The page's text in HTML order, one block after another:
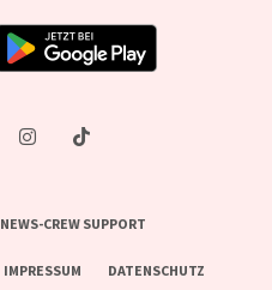
NEWS-CREW SUPPORT
IMPRESSUM DATENSCHUTZ